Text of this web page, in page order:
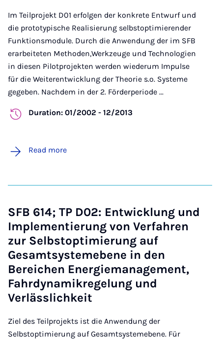
Im Teilprojekt D01 erfolgen der konkrete Entwurf und
die prototypische Realisierung selbstoptimierender
Funktionsmodule. Durch die Anwendung der im SFB
erarbeiteten Methoden,Werkzeuge und Technologien
in diesen Pilotprojekten werden wiederum Impulse
für die Weiterentwicklung der Theorie s.o. Systeme
gegeben. Nachdem in der 2. Förderperiode ...
Duration: 01/2002 - 12/2013
Read more
SFB 614; TP D02: Entwicklung und
Implementierung von Verfahren
zur Selbstoptimierung auf
Gesamtsystemebene in den
Bereichen Energiemanagement,
Fahrdynamikregelung und
Verlässlichkeit
Ziel des Teilprojekts ist die Anwendung der
Selbstoptimierung auf Gesamtsystemebene. Für